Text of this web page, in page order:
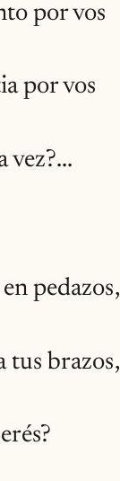
por vos
por vos
vez?...
pedazos,
tus brazos,